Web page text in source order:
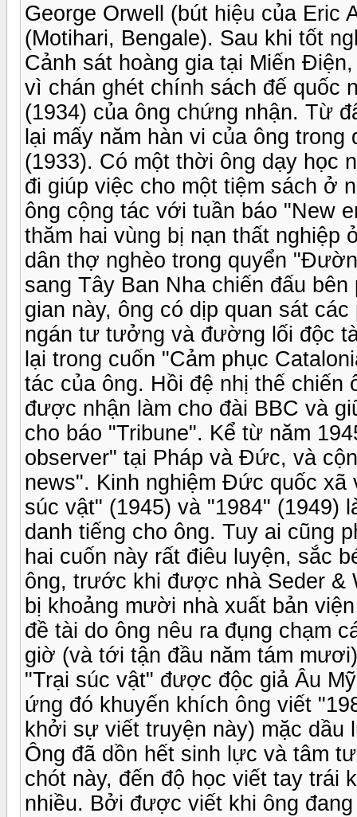
George Orwell (bút hiệu của Eric
(Motihari, Bengale). Sau khi tốt
Cảnh sát hoàng gia tại Miến
vì chán ghét chính sách đế quốc
(1934) của ông chứng nhận. Từ
lại mấy năm hàn vi của ông
(1933). Có một thời ông dạy học
đi giúp việc cho một tiệm sách ở
ông cộng tác với tuần báo "New
thăm hai vùng bị nạn thất nghiệp
dân thợ nghèo trong quyển
sang Tây Ban Nha chiến đấu
gian này, ông có dịp quan sát
ngán tư tưởng và đường lối độc
lại trong cuốn "Cảm phục
tác của ông. Hồi đệ nhị thế
được nhận làm cho đài BBC và
cho báo "Tribune". Kể từ năm
observer" tại Pháp và Đức, và
news". Kinh nghiệm Đức quốc xã
súc vật" (1945) và "1984" (1949)
danh tiếng cho ông. Tuy ai cũng
hai cuốn này rất điêu luyện, sắc
ông, trước khi được nhà Seder &
bị khoảng mười nhà xuất bản
đề tài do ông nêu ra đụng chạm
giờ (và tới tận đầu năm tám
"Trại súc vật" được độc giả Âu
ứng đó khuyến khích ông viết
khởi sự viết truyện này) mặc dầu
Ông đã dồn hết sinh lực và tâm
chót này, đến độ học viết tay trái
nhiều. Bởi được viết khi ông